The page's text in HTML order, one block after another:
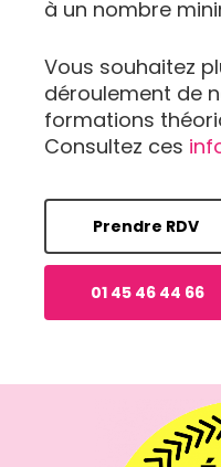
à un nombre
Vous souhaitez
déroulement de
formations
Consultez ces
Prendre RDV
01 45 46 44 66